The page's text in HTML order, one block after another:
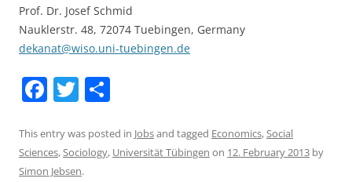
Prof. Dr. Josef Schmid
Nauklerstr. 48, 72074 Tuebingen, Germany
dekanat@wiso.uni-tuebingen.de
F
c
e
T
itt
er
ar
e
This entry was posted in Jobsand tagged Economics,Social
Sciences,Sociology, Universität Tübingen on 12. February 2013 by
Simon Jebsen.